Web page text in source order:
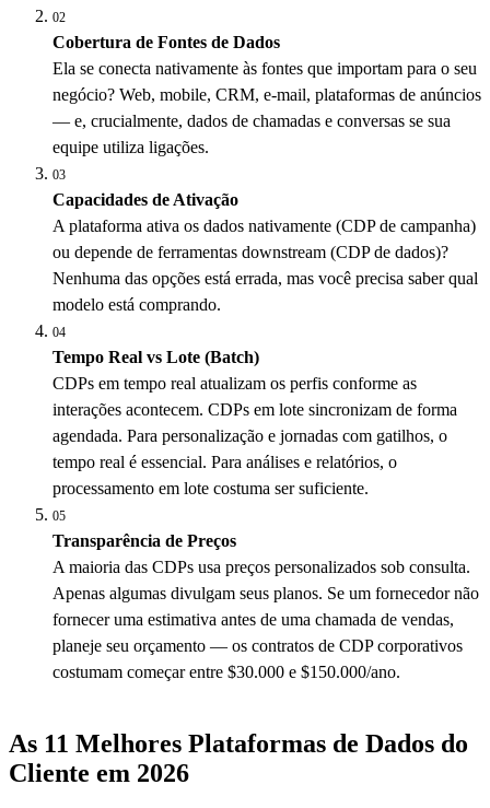
02
Cobertura de Fontes de Dados
Ela se conecta nativamente às fontes que importam para o seu
negócio? Web, mobile, CRM, e-mail, plataformas de anúncios
— e, crucialmente, dados de chamadas e conversas se sua
equipe utiliza ligações.
03
Capacidades de Ativação
A plataforma ativa os dados nativamente (CDP de campanha)
ou depende de ferramentas downstream (CDP de dados)?
Nenhuma das opções está errada, mas você precisa saber qual
modelo está comprando.
04
Tempo Real vs Lote (Batch)
CDPs em tempo real atualizam os perfis conforme as
interações acontecem. CDPs em lote sincronizam de forma
agendada. Para personalização e jornadas com gatilhos, o
tempo real é essencial. Para análises e relatórios, o
processamento em lote costuma ser suficiente.
05
Transparência de Preços
A maioria das CDPs usa preços personalizados sob consulta.
Apenas algumas divulgam seus planos. Se um fornecedor não
fornecer uma estimativa antes de uma chamada de vendas,
planeje seu orçamento — os contratos de CDP corporativos
costumam começar entre $30.000 e $150.000/ano.
As 11 Melhores Plataformas de Dados do
Cliente em 2026